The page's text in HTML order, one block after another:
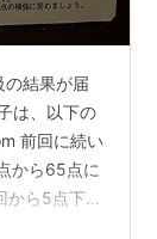
結果が届
は、以下の
前回に続い
から65点に
から5点下が